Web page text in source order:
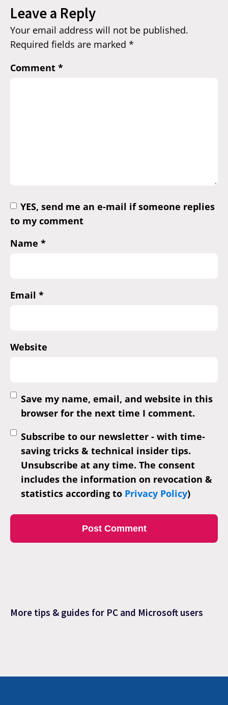
Leave a Reply
Your email address will not be published.
Required fields are marked *
Comment *
YES, send me an e-mail if someone replies
to my comment
Name *
Email *
Website
Save my name, email, and website in this
browser for the next time I comment.
Subscribe to our newsletter - with time-
saving tricks & technical insider tips.
Unsubscribe at any time. The consent
includes the information on revocation &
statistics according to Privacy Policy)
More tips & guides for PC and Microsoft users